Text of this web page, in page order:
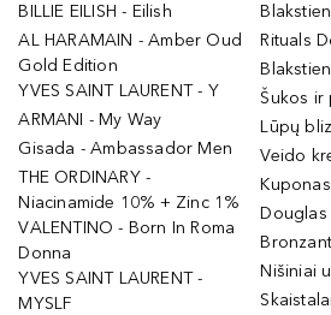
BILLIE EILISH - Eilish
AL HARAMAIN - Amber Oud
Gold Edition
YVES SAINT LAURENT - Y
ARMANI - My Way
Gisada - Ambassador Men
THE ORDINARY -
Niacinamide 10% + Zinc 1%
VALENTINO - Born In Roma
Donna
YVES SAINT LAURENT -
MYSLF
Rituals
Šukos ir
Lūpų
Veido
Douglas
Nišiniai